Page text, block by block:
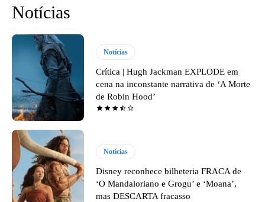
Notícias
Notícias
Crítica | Hugh Jackman EXPLODE em
cena na inconstante narrativa de ‘A Morte
de Robin Hood’
Notícias
Disney reconhece bilheteria FRACA de
‘O Mandaloriano e Grogu’ e ‘Moana’,
mas DESCARTA fracasso